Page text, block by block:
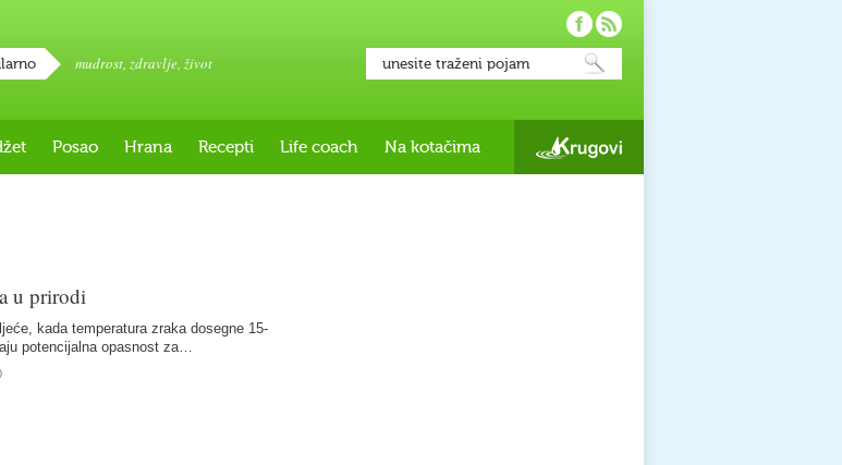
mudrost, zdravlje, život
Posao Hrana Recepti Life coach Na kotačima
u prirodi
kada temperatura zraka dosegne 15-
potencijalna opasnost za…